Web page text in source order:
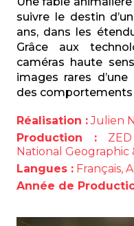
suivre le destin
ans, dans les
Grâce aux
caméras haute
images rares
des comportements
Réalisation :Julien
Production :
National Geographic
Langues : Français,
Année de